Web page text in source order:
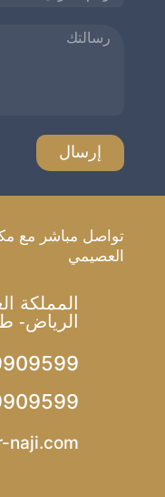
تواصل مباشر مع مكتب
العصيمي
المملكة
الرياض-
naji.com